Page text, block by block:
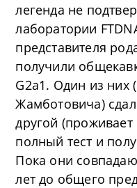
легенда не
лаборатории
представителя
получили
G2a1. Один из них
Жамботовича)
другой (проживает
полный тест и
Пока они
лет до общего